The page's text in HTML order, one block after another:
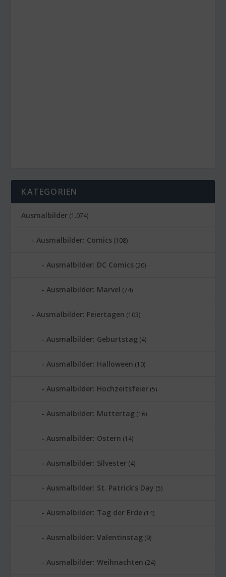
KATEGORIEN
Ausmalbilder (1.074)
Ausmalbilder: Comics (108)
Ausmalbilder: DC Comics (20)
Ausmalbilder: Marvel (74)
Ausmalbilder: Feiertagen (103)
Ausmalbilder: Geburtstag (4)
Ausmalbilder: Halloween (10)
Ausmalbilder: Hochzeitsfeier (5)
Ausmalbilder: Muttertag (16)
Ausmalbilder: Ostern (14)
Ausmalbilder: Silvester (4)
Ausmalbilder: St. Patrick’s Day (5)
Ausmalbilder: Tag der Erde (14)
Ausmalbilder: Valentinstag (9)
Ausmalbilder: Weihnachten (24)